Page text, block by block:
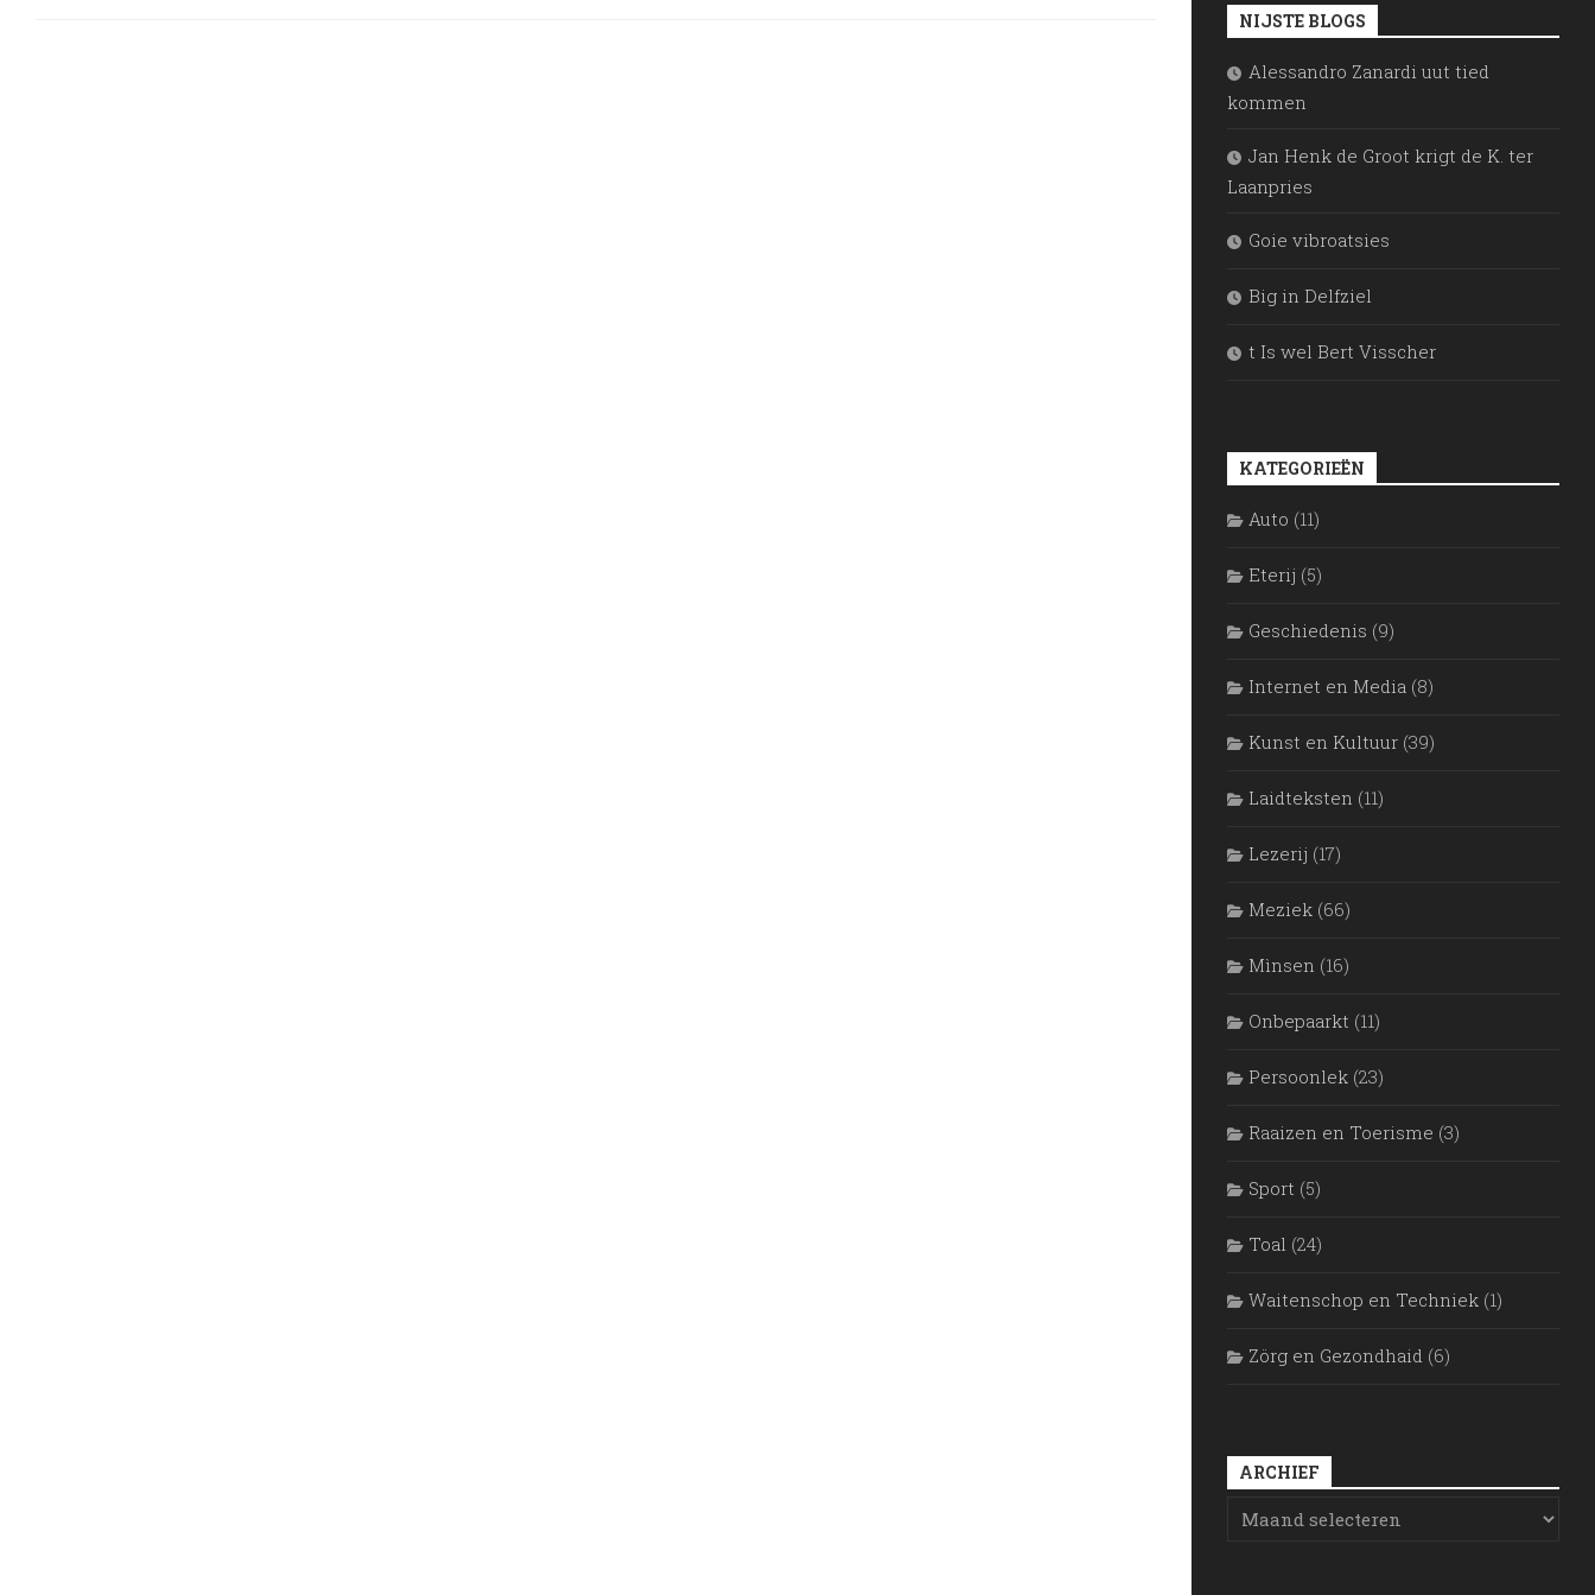
NIJSTE BLOGS
Alessandro Zanardi uut tied
kommen
Jan Henk de Groot krigt de K. ter
Laanpries
Goie vibroatsies
Big in Delfziel
t Is wel Bert Visscher
KATEGORIEËN
Auto (11)
Eterij (5)
Geschiedenis (9)
Internet en Media (8)
Kunst en Kultuur (39)
Laidteksten (11)
Lezerij (17)
Meziek (66)
Mìnsen (16)
Onbepaarkt (11)
Persoonlek (23)
Raaizen en Toerisme (3)
Sport (5)
Toal (24)
Waitenschop en Techniek (1)
Zörg en Gezondhaid (6)
ARCHIEF